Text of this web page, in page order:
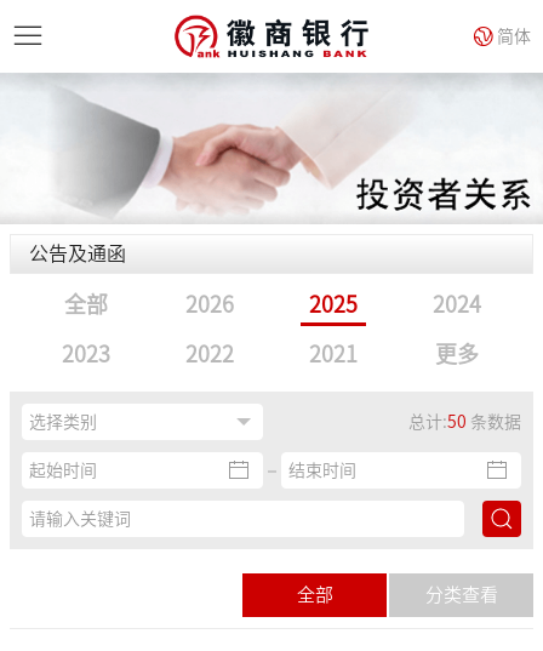
简体
公告及通函
全部 2026 2025 2024
2023 2022 2021 更多
总计:50 条数据
全部 分类查看